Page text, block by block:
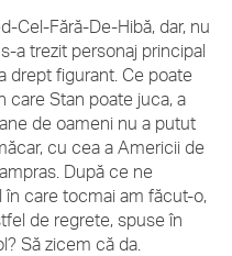
Cel-Fără-De-Hibă, dar, nu
a trezit personaj principal
drept figurant. Ce poate
care Stan poate juca, a
de oameni nu a putut
cu cea a Americii de
După ce ne
care tocmai am făcut-o,
de regrete, spuse în
Să zicem că da.